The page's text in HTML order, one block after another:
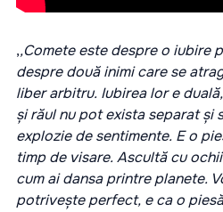
,,Comete este despre o iubire
despre două inimi care se
liber arbitru. Iubirea lor e
și răul nu pot exista separat și
explozie de sentimente. E o
timp de visare. Ascultă cu
cum ai dansa printre planete.
potrivește perfect, e ca o